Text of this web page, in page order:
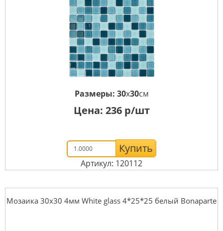
Размеры: 30x30см
Цена: 236р/шт
Купить
Артикул: 120112
Мозаика 30x30 4мм White glass 4*25*25 белый Bonaparte